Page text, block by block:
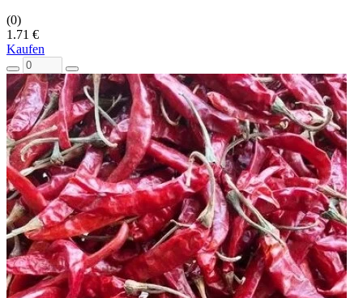
(0)
1.71 €
Kaufen